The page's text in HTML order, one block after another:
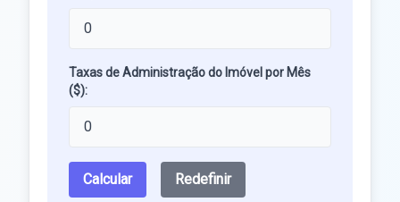
Taxas de Administração do Imóvel por Mês
($):
Calcular Redefinir